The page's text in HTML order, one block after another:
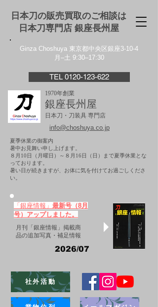
日本刀の販売買取のご相談は
日本刀専門店 銀座⻑州屋
Ginza Choshuya 東京都中央区銀座3-10-4
月–土 9:30–17:30
TEL 0120-123-622
1970年創業
銀座長州屋
日本刀・刀装具 専門店
info@choshuya.co.jp
夏季休業の御案内
暑中お見舞い申し上げます。
８月10日（月曜日）～８月16日（日）まで夏季休業とな
っております。
​暑い日が続きますが、お体に気を付けてお過ごしくださ
い。
「銀座情報」 最新号（8月
号）アップしました。
月刊「銀座情報」掲載商
品の追加写真・補足情報
2026/07
社外活動